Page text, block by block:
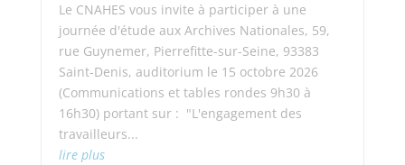
Le CNAHES vous invite à participer à une
journée d'étude aux Archives Nationales, 59,
rue Guynemer, Pierrefitte-sur-Seine, 93383
Saint-Denis, auditorium le 15 octobre 2026
(Communications et tables rondes 9h30 à
16h30) portant sur : "L'engagement des
travailleurs...
lire plus